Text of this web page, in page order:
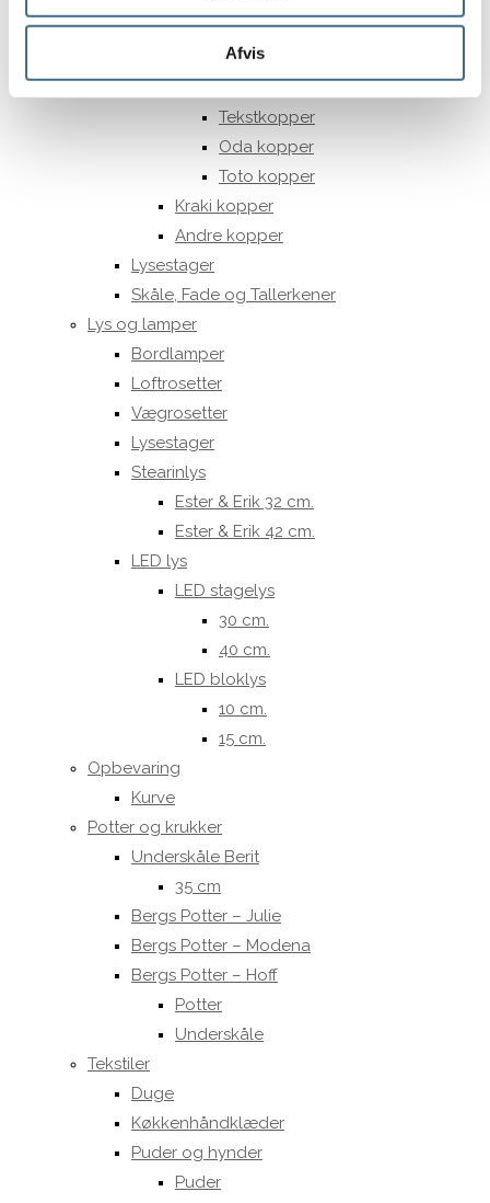
Afvis
Kopper
Formfast
Julie Damhus
Tekstkopper
Oda kopper
Toto kopper
Kraki kopper
Andre kopper
Lysestager
Skåle, Fade og Tallerkener
Lys og lamper
Bordlamper
Loftrosetter
Vægrosetter
Lysestager
Stearinlys
Ester & Erik 32 cm.
Ester & Erik 42 cm.
LED lys
LED stagelys
30 cm.
40 cm.
LED bloklys
10 cm.
15 cm.
Opbevaring
Kurve
Potter og krukker
Underskåle Berit
35 cm
Bergs Potter – Julie
Bergs Potter – Modena
Bergs Potter – Hoff
Potter
Underskåle
Tekstiler
Duge
Køkkenhåndklæder
Puder og hynder
Puder